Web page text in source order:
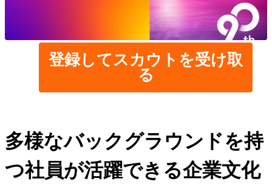
登録してスカウトを受け取
る
多様なバックグラウンドを持
つ社員が活躍できる企業文化